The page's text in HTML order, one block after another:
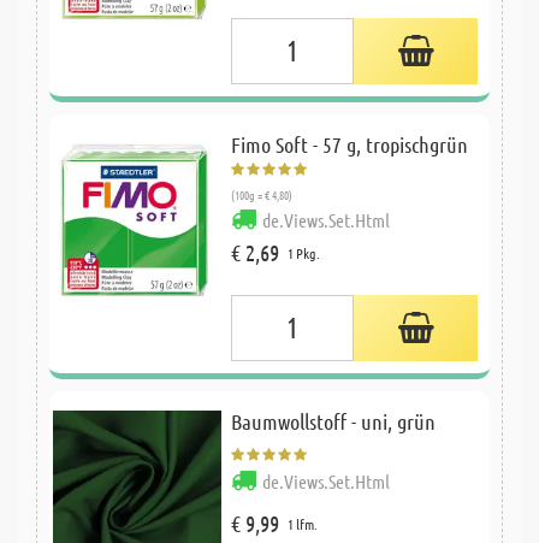
Fimo Soft - 57 g, tropischgrün
(100g = € 4,80)
de.Views.Set.Html
€ 2,69 1 Pkg.
Baumwollstoff - uni, grün
de.Views.Set.Html
€ 9,99 1 lfm.